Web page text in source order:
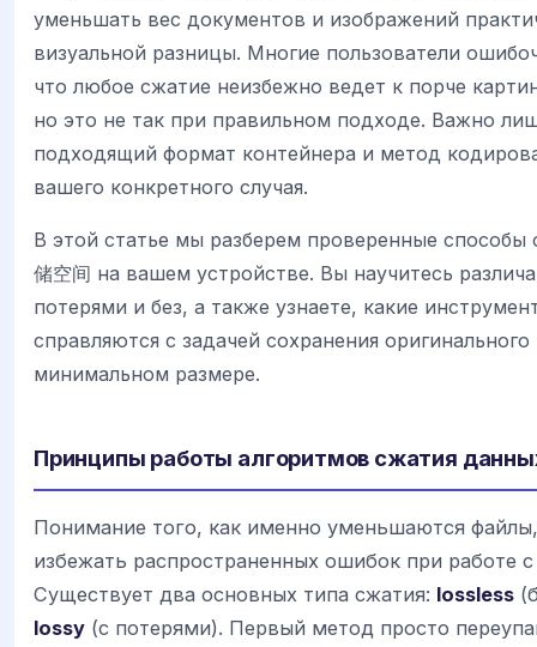
уменьшать вес документов и изображений
визуальной разницы. Многие пользователи
что любое сжатие неизбежно ведет к порче
но это не так при правильном подходе. Важно
подходящий формат контейнера и метод
вашего конкретного случая.
В этой статье мы разберем проверенные способы
储空间 на вашем устройстве. Вы научитесь
потерями и без, а также узнаете, какие
справляются с задачей сохранения оригинального
минимальном размере.
Принципы работы алгоритмов сжатия
Понимание того, как именно уменьшаются
избежать распространенных ошибок при работе
Существует два основных типа сжатия: lossless
lossy (с потерями). Первый метод просто